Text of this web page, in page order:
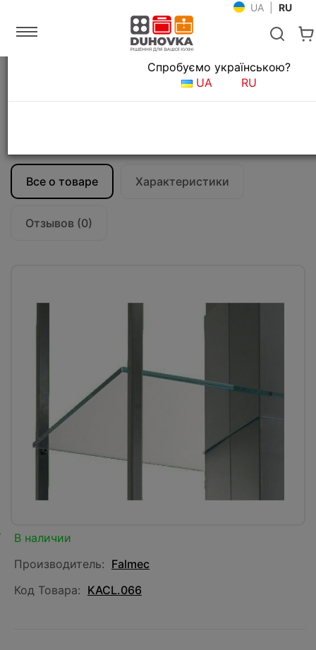
UA RU
Кухонные вытяжки
Аксессуары для кухонных вытяжек
Декоративная полочка для вытяжки
Все о товаре Характеристики
Отзывов (0)
Язык магазина
Спробуємо українською?
UA
RU
В наличии
Производитель: Falmec
Код Товара: KACL.066